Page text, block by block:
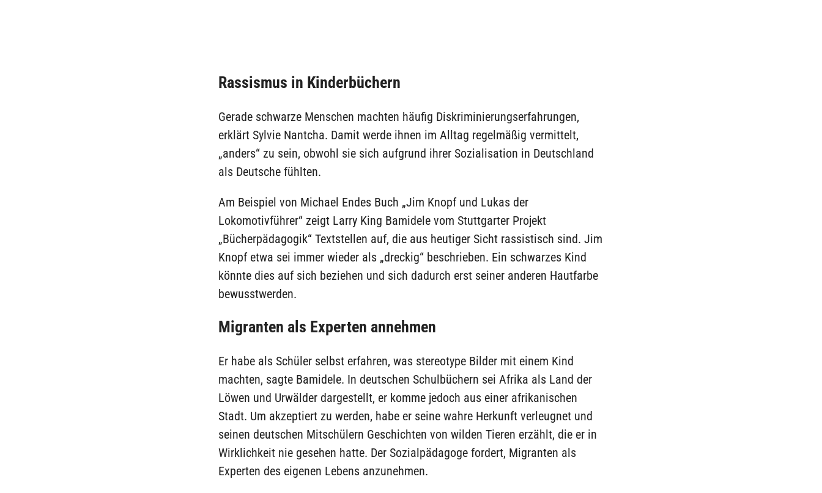
Rassismus in Kinderbüchern
Gerade schwarze Menschen machten häufig Diskriminierungserfahrungen,
erklärt Sylvie Nantcha. Damit werde ihnen im Alltag regelmäßig vermittelt,
„anders“ zu sein, obwohl sie sich aufgrund ihrer Sozialisation in Deutschland
als Deutsche fühlten.
Am Beispiel von Michael Endes Buch „Jim Knopf und Lukas der
Lokomotivführer“ zeigt Larry King Bamidele vom Stuttgarter Projekt
„Bücherpädagogik“ Textstellen auf, die aus heutiger Sicht rassistisch sind. Jim
Knopf etwa sei immer wieder als „dreckig“ beschrieben. Ein schwarzes Kind
könnte dies auf sich beziehen und sich dadurch erst seiner anderen Hautfarbe
bewusstwerden.
Migranten als Experten annehmen
Er habe als Schüler selbst erfahren, was stereotype Bilder mit einem Kind
machten, sagte Bamidele. In deutschen Schulbüchern sei Afrika als Land der
Löwen und Urwälder dargestellt, er komme jedoch aus einer afrikanischen
Stadt. Um akzeptiert zu werden, habe er seine wahre Herkunft verleugnet und
seinen deutschen Mitschülern Geschichten von wilden Tieren erzählt, die er in
Wirklichkeit nie gesehen hatte. Der Sozialpädagoge fordert, Migranten als
Experten des eigenen Lebens anzunehmen.